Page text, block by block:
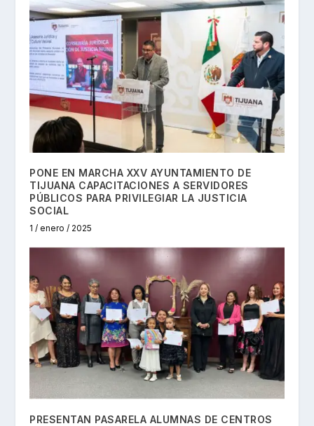
PONE EN MARCHA XXV AYUNTAMIENTO DE
TIJUANA CAPACITACIONES A SERVIDORES
PÚBLICOS PARA PRIVILEGIAR LA JUSTICIA
SOCIAL
1 / enero / 2025
PRESENTAN PASARELA ALUMNAS DE CENTROS